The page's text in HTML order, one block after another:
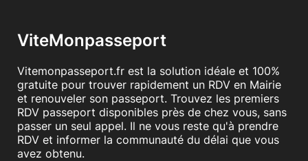
ViteMonpasseport
Vitemonpasseport.fr est la solution idéale et 100%
gratuite pour trouver rapidement un RDV en Mairie
et renouveler son passeport. Trouvez les premiers
RDV passeport disponibles près de chez vous, sans
passer un seul appel. Il ne vous reste qu'à prendre
RDV et informer la communauté du délai que vous
avez obtenu.